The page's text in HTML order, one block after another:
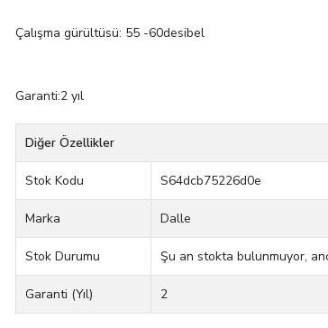
Çalışma gürültüsü: 55 -60desibel
Garanti:2 yıl
Diğer Özellikler
Stok Kodu S64dcb75226d0e
Marka Dalle
Stok Durumu Şu an stokta bulunmuyor,
Garanti (Yıl) 2